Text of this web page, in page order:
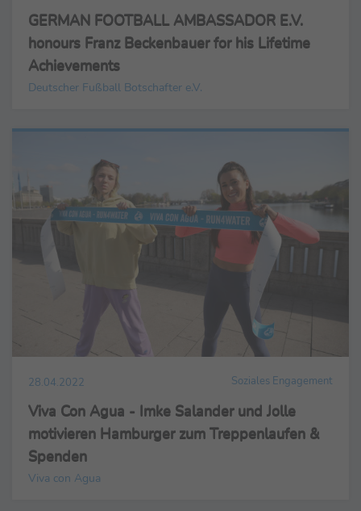
GERMAN FOOTBALL AMBASSADOR E.V.
honours Franz Beckenbauer for his Lifetime
Achievements
Deutscher Fußball Botschafter e.V.
28.04.2022 Soziales Engagement
Viva Con Agua - Imke Salander und Jolle
motivieren Hamburger zum Treppenlaufen &
Spenden
Viva con Agua